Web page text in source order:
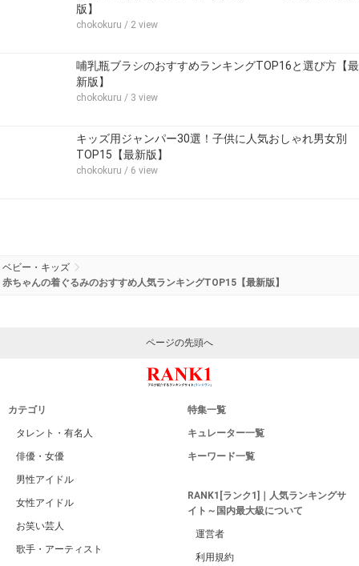
版】
chokokuru / 2 view
哺乳瓶ブラシのおすすめランキングTOP16と選び方【最
新版】
chokokuru / 3 view
キッズ用ジャンパー30選！子供に人気おしゃれ男女別
TOP15【最新版】
chokokuru / 6 view
ベビー・キッズ
赤ちゃんの着ぐるみのおすすめ人気ランキングTOP15【最新版】
ページの先頭へ
カテゴリ
タレント・有名人
俳優・女優
男性アイドル
女性アイドル
お笑い芸人
歌手・アーティスト
特集一覧
キュレーター一覧
キーワード一覧
RANK1[ランク1]｜人気ランキングサ
イト～国内最大級について
運営者
利用規約